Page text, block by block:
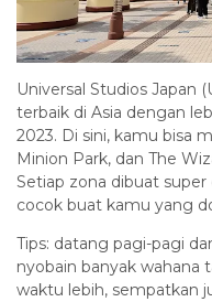
Universal Studios Japan
terbaik di Asia dengan
2023. Di sini, kamu bisa
Minion Park, dan The
Setiap zona dibuat
cocok buat kamu yang
Tips: datang pagi-pagi
nyobain banyak wahana
waktu lebih, sempatkan